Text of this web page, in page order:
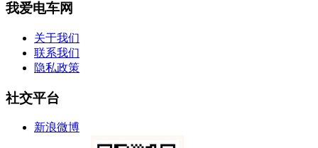
我爱电车网
关于我们
联系我们
隐私政策
社交平台
新浪微博